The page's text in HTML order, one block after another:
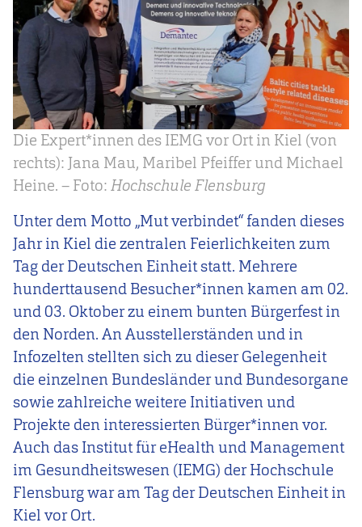
Die Expert*innen des IEMG vor Ort in Kiel (von
rechts): Jana Mau, Maribel Pfeiffer und Michael
Heine. – Foto: Hochschule Flensburg
Unter dem Motto „Mut verbindet“ fanden dieses
Jahr in Kiel die zentralen Feierlichkeiten zum
Tag der Deutschen Einheit statt. Mehrere
hunderttausend Besucher*innen kamen am 02.
und 03. Oktober zu einem bunten Bürgerfest in
den Norden. An Ausstellerständen und in
Infozelten stellten sich zu dieser Gelegenheit
die einzelnen Bundesländer und Bundesorgane
sowie zahlreiche weitere Initiativen und
Projekte den interessierten Bürger*innen vor.
Auch das Institut für eHealth und Management
im Gesundheitswesen (IEMG) der Hochschule
Flensburg war am Tag der Deutschen Einheit in
Kiel vor Ort.